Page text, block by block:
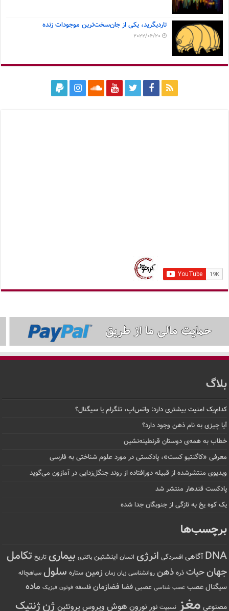
تاردیگرید، یکی از جان‌سخت‌ترین موجودات زنده
2022/04/20
بلاگ
کدام‌یک امنیت بیشتری دارد: واتس‌اپ، تلگرام یا سیگنال؟
آیا چیزی به نام ذهن وجود دارد؟
خطاب به همه‌ی دوستان قرنطینه‌نشین
معرفی «کاگنتیو کست»، پادکستی در مورد علوم شناختی به فارسی
ویدیوی منتشرشده از قبیله دورافتاده‌ از روند جنگل‌زدایی در آمازون می‌گوید
پادکست قندهار منتشر شد
یک کوه یخ به تازگی از جنوبگان جدا شده
برچسب‌ها
DNA آگاهی افسردگی انرژی انسان اینشتین باکتری بیماری تاریخ تکامل
جهانحیات ذره ذهن روانشناسی زبان زمان زمین ستاره سلول سیاهچاله
سیگنال عصب عصب شناسی عصبی فضا فضازمان فلسفه فوتون فیزیک ماده
مصنوعی مغز نسبیت نور نورون هوش ویروس پروتئین ژنژنتیک